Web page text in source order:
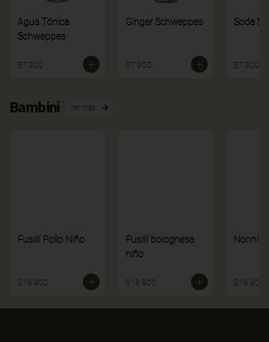
Agua Tónica
Schweppes
$7.900
Ginger Schweppes
$7.900
Soda
$7.900
Bambini Ver más
Fusilli Pollo Niño
$19.900
Fusilli bolognesa
niño
$18.900 $19.900